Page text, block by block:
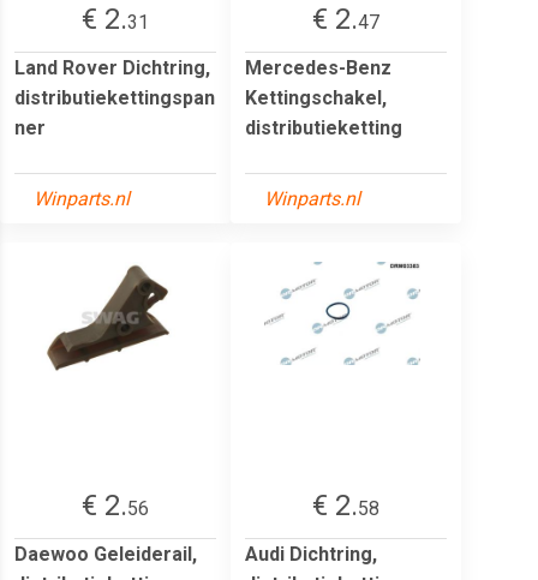
€ 2.31
Land Rover Dichtring,
distributiekettingspan
ner
Winparts.nl
€ 2.47
Mercedes-Benz
Kettingschakel,
distributieketting
Winparts.nl
€ 2.56
Daewoo Geleiderail,
€ 2.58
Audi Dichtring,